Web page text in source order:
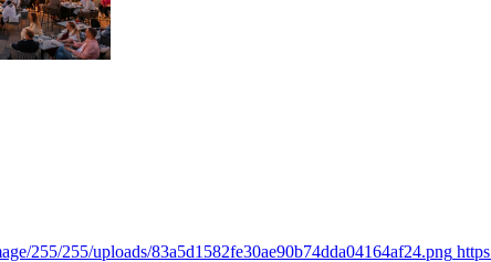
255/255/uploads/83a5d1582fe30ae90b74dda04164af24.png